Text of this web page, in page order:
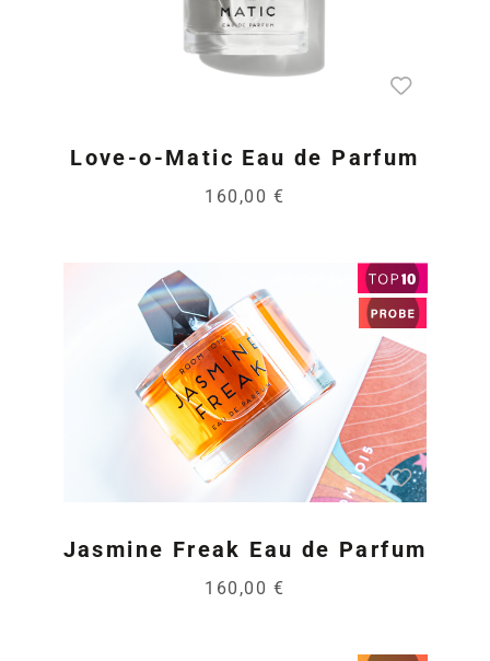
Love-o-Matic Eau de Parfum
160,00 €
Jasmine Freak Eau de Parfum
160,00 €